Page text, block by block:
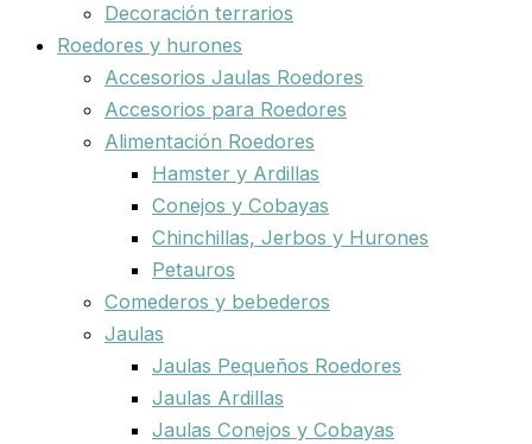
Decoración terrarios
Roedores y hurones
Accesorios Jaulas Roedores
Accesorios para Roedores
Alimentación Roedores
Hamster y Ardillas
Conejos y Cobayas
Chinchillas, Jerbos y Hurones
Petauros
Comederos y bebederos
Jaulas
Jaulas Pequeños Roedores
Jaulas Ardillas
Jaulas Conejos y Cobayas